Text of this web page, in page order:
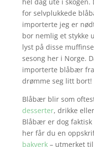
for selvplukkede
importerte jeg er
bor nemlig et stykke
lyst på disse
sesong her i Norge.
importerte blåbær
drømme seg litt bort!
Blåbær blir som
desserter, drikke
Blåbær er dog faktisk
her får du en
bakverk– utmerket til